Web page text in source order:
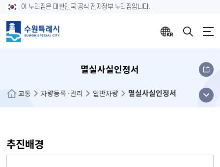
이 누리집은 대한민국 공식 전자정부 누리집입니다.
멸실사실인정서
교통 차량등록·관리 일반차량 멸실사실인정서
메뉴
열기
추진배경